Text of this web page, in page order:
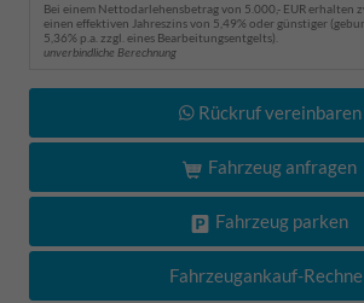
Bei einem Nettodarlehensbetrag von 5.000,- EUR erhalten
einen effektiven Jahreszins von 5,49% oder günstiger
5,36% p.a. zzgl. eines Bearbeitungsentgelts).
unverbindliche Berechnung
Rückruf vereinbaren
Fahrzeug anfragen
Fahrzeug parken
Fahrzeugankauf-